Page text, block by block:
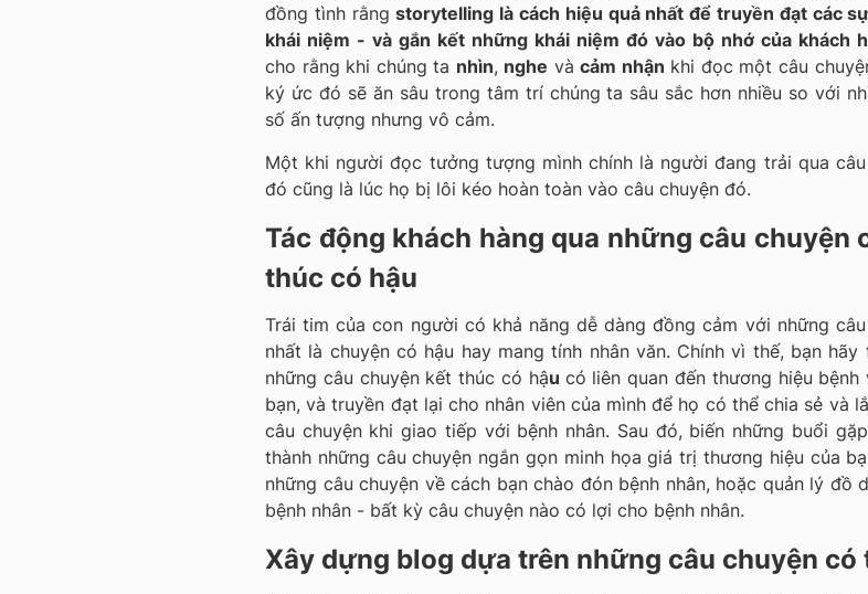
đồng tình rằngstorytelling là cách hiệu quả nhất để truyền đạt các
khái niệm - và gắn kết những khái niệm đó vào bộ nhớ của khách
cho rằng khi chúng ta nhìn, nghe vàcảm nhận khi đọc một câu
ký ức đó sẽ ăn sâu trong tâm trí chúng ta sâu sắc hơn nhiều so với
số ấn tượng nhưng vô cảm.
Một khi người đọc tưởng tượng mình chính là người đang trải qua câu
đó cũng là lúc họ bị lôi kéo hoàn toàn vào câu chuyện đó.
Tác động khách hàng qua những câu chuyện
thúc có hậu
Trái tim của con người có khả năng dễ dàng đồng cảm với những câu
nhất là chuyện có hậu hay mang tính nhân văn. Chính vì thế, bạn hãy
những câu chuyện kết thúc có hậu có liên quan đến thương hiệu bệnh
bạn, và truyền đạt lại cho nhân viên của mình để họ có thể chia sẻ và
câu chuyện khi giao tiếp với bệnh nhân. Sau đó, biến những buổi
thành những câu chuyện ngắn gọn minh họa giá trị thương hiệu của
những câu chuyện về cách bạn chào đón bệnh nhân, hoặc quản lý đồ
bệnh nhân - bất kỳ câu chuyện nào có lợi cho bệnh nhân.
Xây dựng blog dựa trên những câu chuyện có